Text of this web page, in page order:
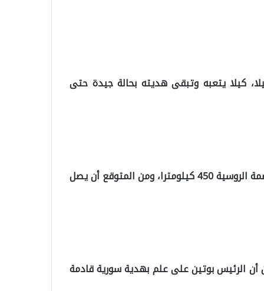
كيلا يتعبه وتبقى هديته بحالة جيدة حتى
ووصل عزام إلى مدينة مدينة فورونيج التي تبعد عن العاصمة الروسية 450 كيلومترا، ومن المتوقع أن يصل
الرئيس بوتين على علم بهدية سورية قادمة